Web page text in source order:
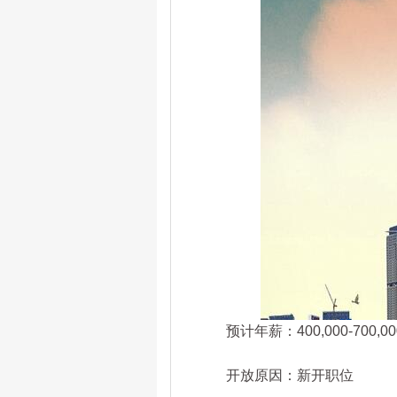
预计年薪：400,000-
开放原因：新开职位